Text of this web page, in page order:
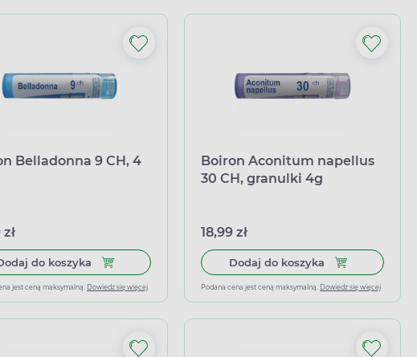
Belladonna 9 CH, 4
do koszyka Dodaj do koszyka Boiron Belladonna 9 CH, 4 g
jest ceną maksymalną. Dowiedz się więcej
Boiron Aconitum napellus
30 CH, granulki 4g
18,99 zł
Dodaj do koszyka Dodaj do
Podana cena jest ceną maksymalną. Dowiedz się więcej